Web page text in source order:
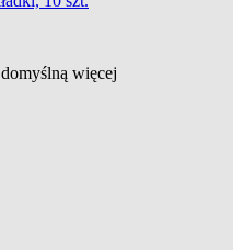
więcej